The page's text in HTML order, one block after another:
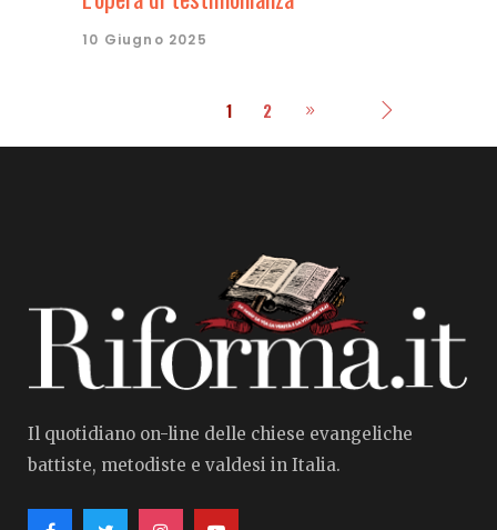
10 Giugno 2025
1 2
Il quotidiano on-line delle chiese evangeliche
battiste, metodiste e valdesi in Italia.